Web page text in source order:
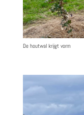
De houtwal krijgt vorm